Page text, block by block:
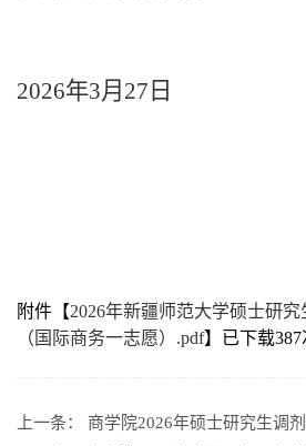
2026年3月27日
附件【2026年新疆师范大学硕士研
（国际商务一志愿）.pdf】已下载387
上一条： 商学院2026年硕士研究生调